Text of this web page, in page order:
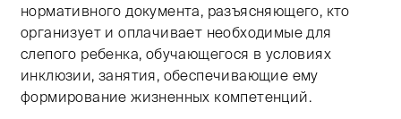
нормативного документа, разъясняющего, кто
организует и оплачивает необходимые для
слепого ребенка, обучающегося в условиях
инклюзии, занятия, обеспечивающие ему
формирование жизненных компетенций.